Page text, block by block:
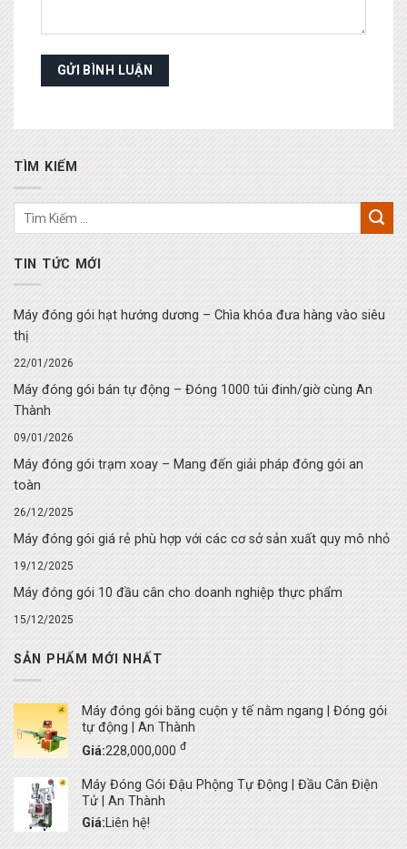
TÌM KIẾM
TIN TỨC MỚI
Máy đóng gói hạt hướng dương – Chìa khóa đưa hàng vào siêu
thị
22/01/2026
Máy đóng gói bán tự động – Đóng 1000 túi đinh/giờ cùng An
Thành
09/01/2026
Máy đóng gói trạm xoay – Mang đến giải pháp đóng gói an
toàn
26/12/2025
Máy đóng gói giá rẻ phù hợp với các cơ sở sản xuất quy mô nhỏ
19/12/2025
Máy đóng gói 10 đầu cân cho doanh nghiệp thực phẩm
15/12/2025
SẢN PHẨM MỚI NHẤT
Máy đóng gói băng cuộn y tế nằm ngang | Đóng gói
tự động | An Thành
Giá:228,000,000 đ
Máy Đóng Gói Đậu Phộng Tự Động | Đầu Cân Điện
Tử | An Thành
Giá:Liên hệ!